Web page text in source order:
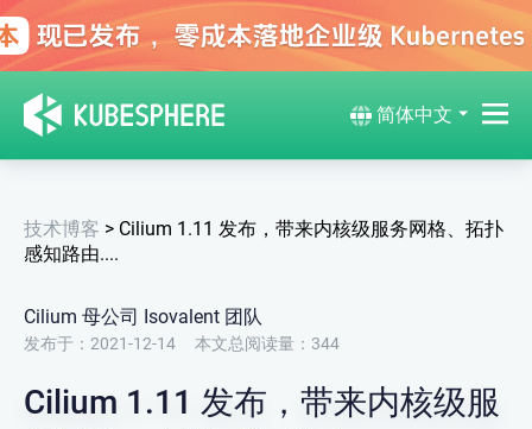
简体中文
技术博客 > Cilium 1.11 发布，带来内核级服务网格、拓扑
感知路由....
Cilium 母公司 Isovalent 团队
发布于：2021-12-14 本文总阅读量： 344
Cilium 1.11 发布，带来内核级服